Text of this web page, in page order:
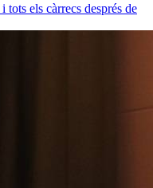
els càrrecs després de